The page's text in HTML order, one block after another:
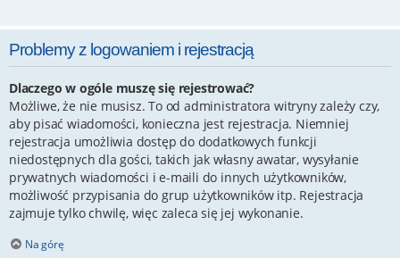
Problemy z logowaniem i rejestracją
Dlaczego w ogóle muszę się rejestrować?
Możliwe, że nie musisz. To od administratora witryny zależy czy,
aby pisać wiadomości, konieczna jest rejestracja. Niemniej
rejestracja umożliwia dostęp do dodatkowych funkcji
niedostępnych dla gości, takich jak własny awatar, wysyłanie
prywatnych wiadomości i e-maili do innych użytkowników,
możliwość przypisania do grup użytkowników itp. Rejestracja
zajmuje tylko chwilę, więc zaleca się jej wykonanie.
Na górę